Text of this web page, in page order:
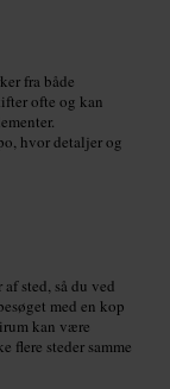
fra både
ofte og kan
hvor detaljer og
sted, så du ved
med en kop
kan være
flere steder samme